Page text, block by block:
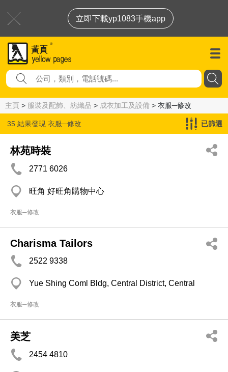
立即下載yp1083手機app
主頁 > 服裝及配飾、紡織品 > 成衣加工及設備 > 衣服─修改
35 結果發現 衣服─修改 已篩選
林苑時裝
2771 6026
旺角 好旺角購物中心
衣服─修改
Charisma Tailors
2522 9338
Yue Shing Coml Bldg, Central District, Central
衣服─修改
美芝
2454 4810